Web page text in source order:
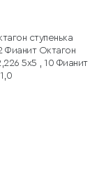
ступенька
Фианит Октагон
5х5 , 10 Фианит